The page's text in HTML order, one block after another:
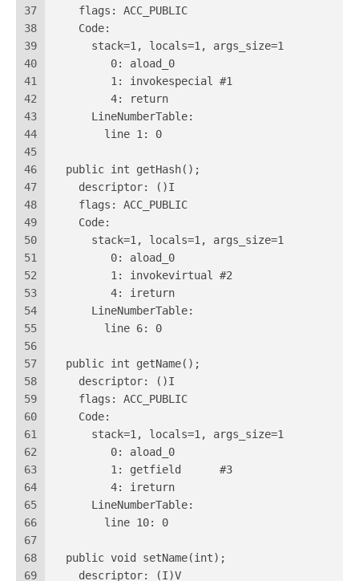
37
38
39
40
41
42
43
44
45
46
47
48
49
50
51
52
53
54
55
56
57
58
59
60
61
62
63
64
65
66
67
68
69
    flags: ACC_PUBLIC
    Code:
      stack=1, locals=1, args_size=1
         0: aload_0
1: invokespecial #1
         4: return
      LineNumberTable:
        line 1: 0
  public int getHash();
    descriptor: ()I
    flags: ACC_PUBLIC
    Code:
      stack=1, locals=1, args_size=1
         0: aload_0
1: invokevirtual #2
         4: ireturn
      LineNumberTable:
        line 6: 0
  public int getName();
    descriptor: ()I
    flags: ACC_PUBLIC
    Code:
      stack=1, locals=1, args_size=1
         0: aload_0
1: getfield      #3
         4: ireturn
      LineNumberTable:
        line 10: 0
  public void setName(int);
    descriptor: (I)V